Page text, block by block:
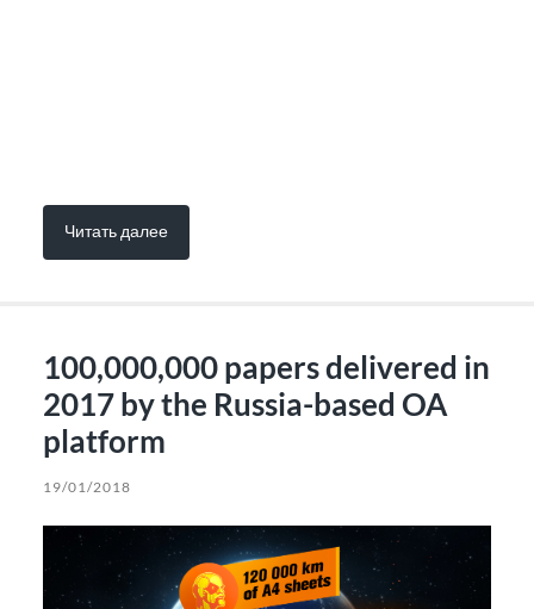
Читать далее
100,000,000 papers delivered in
2017 by the Russia-based OA
platform
19/01/2018